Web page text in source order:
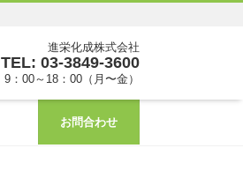
進栄化成株式会社
TEL: 03-3849-3600
9：00～18：00（月〜金）
お問合わせ